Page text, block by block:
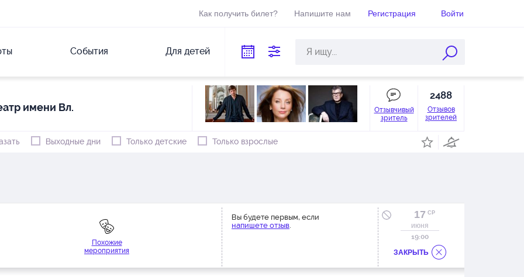
Как получить билет? Напишите нам Регистрация Войти
События Для детей
имени Вл.
Отзывчивый
зритель
2488
Отзывов
зрителей
Выходные дни Только детские Только взрослые
Похожие
мероприятия
Вы будете первым, если
напишете отзыв.
17 СР
июня
19:00
ЗАКРЫТЬ